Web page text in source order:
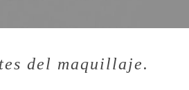
del maquillaje.